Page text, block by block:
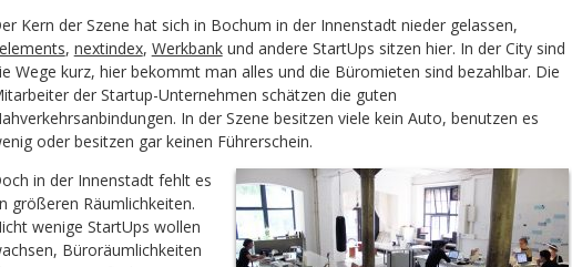
Kern der Szene hat sich in Bochum in der Innenstadt nieder gelassen,
, nextindex, Werkbankund andere StartUps sitzen hier. In der City sind
Wege kurz, hier bekommt man alles und die Büromieten sind bezahlbar. Die
der Startup-Unternehmen schätzen die guten
In der Szene besitzen viele kein Auto, benutzen es
oder besitzen gar keinen Führerschein.
in der Innenstadt fehlt es
größeren Räumlichkeiten.
wenige StartUps wollen
Büroräumlichkeiten